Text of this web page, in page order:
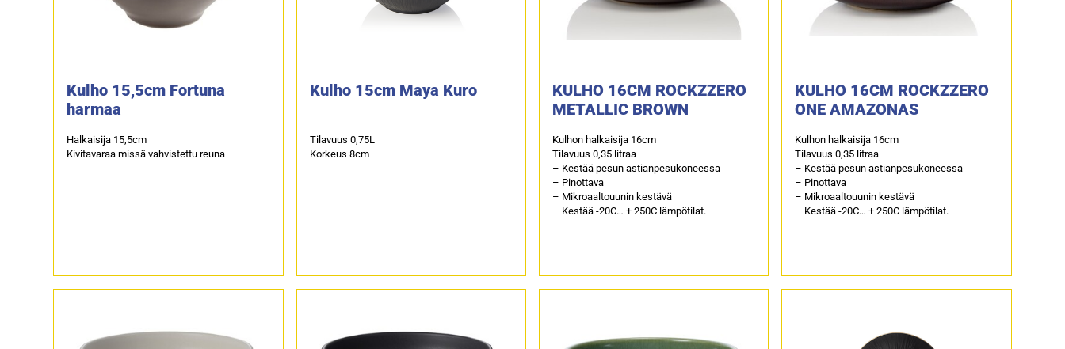
Kulho 15,5cm Fortuna
harmaa
Halkaisija 15,5cm
Kivitavaraa missä vahvistettu reuna
Kulho 15cm Maya Kuro
Tilavuus 0,75L
Korkeus 8cm
KULHO 16CM ROCKZZERO
METALLIC BROWN
Kulhon halkaisija 16cm
Tilavuus 0,35 litraa
– Kestää pesun astianpesukoneessa
– Pinottava
– Mikroaaltouunin kestävä
– Kestää -20C… + 250C lämpötilat.
KULHO 16CM ROCKZZERO
ONE AMAZONAS
Kulhon halkaisija 16cm
Tilavuus 0,35 litraa
– Kestää pesun astianpesukoneessa
– Pinottava
– Mikroaaltouunin kestävä
– Kestää -20C… + 250C lämpötilat.